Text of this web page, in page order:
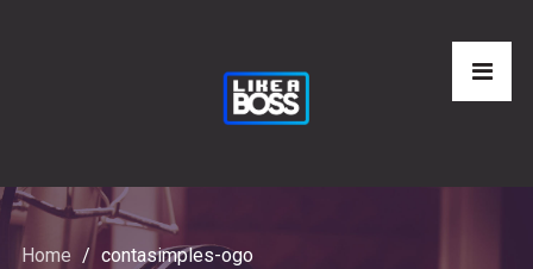
Home contasimples-ogo